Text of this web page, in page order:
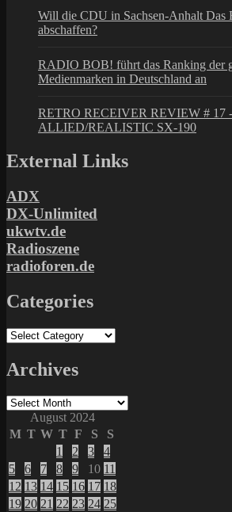
Will die CDU in Sachsen-Anhalt Das
abschaffen?
RADIO BOB! führt das Ranking der
Medienmarken in Deutschland an
RETRO RECEIVER REVIEW # 17
ALLIED/REALISTIC SX-190
External Links
ADX
DX-Unlimited
ukwtv.de
Radioszene
radioforen.de
Categories
Categories
Archives
Archives
August 2024
M T W T F S
S
1
2 3
4
5
6 7 8 9 10 11
12 13 14 15 16 17 18
19 20 21 22 23 24 25